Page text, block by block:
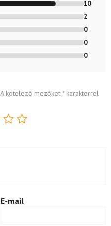
5
10
2
0
0
0
A kötelező mezőket *karakterrel
E-mail